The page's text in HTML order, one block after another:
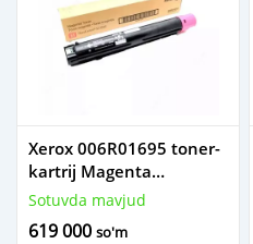
Xerox 006R01695 toner-
kartrij Magenta
(purpurniy / malinaviy)
Sotuvda mavjud
619 000 so'm